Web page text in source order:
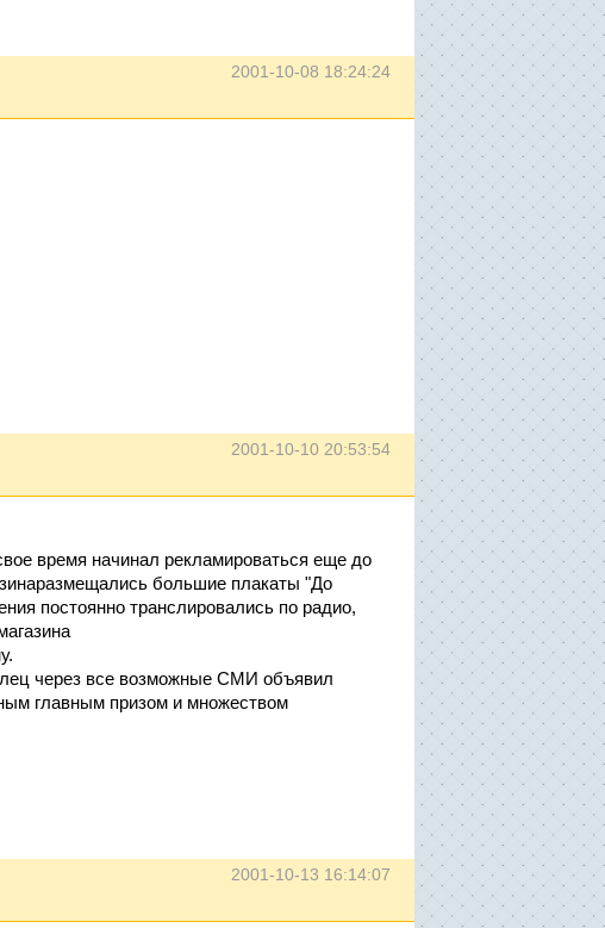
2001-10-08 18:24:24
2001-10-10 20:53:54
время начинал рекламироваться еще до
большие плакаты "До
постоянно транслировались по радио,
через все возможные СМИ объявил
главным призом и множеством
2001-10-13 16:14:07